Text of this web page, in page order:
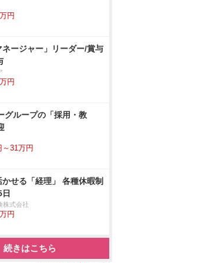
円
ージャー」リーダー/賞与
円
グループの「採用・教
～31万円
せる「経理」 各種休暇制
株式会社
円
続きはこちら